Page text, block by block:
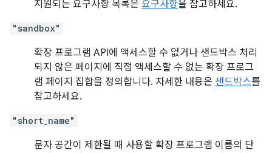
지원되는 요구사항 목록은 요구사항을 참고하세요.
"sandbox"
확장 프로그램 API에 액세스할 수 없거나 샌드박스 처리
되지 않은 페이지에 직접 액세스할 수 없는 확장 프로그
램 페이지 집합을 정의합니다. 자세한 내용은 샌드박스를
참고하세요.
"short_name"
문자 공간이 제한될 때 사용할 확장 프로그램 이름의 단